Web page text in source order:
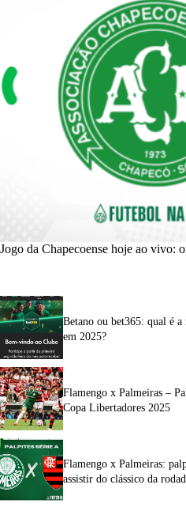
Jogo da Chapecoense hoje ao vivo:
Betano ou bet365: qual é a
em 2025?
Flamengo x Palmeiras –
Copa Libertadores 2025
Flamengo x Palmeiras:
assistir do clássico da